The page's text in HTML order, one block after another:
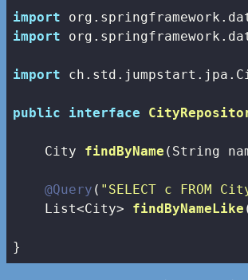
import
import
import
public interface
City findByName (String
@Query ( "SELECT c FROM
List<City> findByNameLike
}